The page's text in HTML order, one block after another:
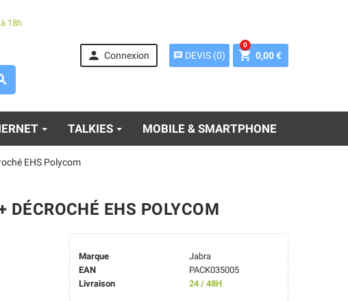
18h
 Connexion message DEVIS (0)  0,00 €
0
TALKIES MOBILE & SMARTPHONE
EHS Polycom
EHS POLYCOM
Marque
Jabra
EAN
PACK035005
Livraison
24 / 48H